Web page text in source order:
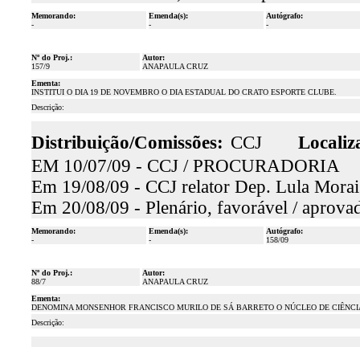
Memorando:
-
Emenda(s):
-
Autógrafo:
-
Nº do Proj.:
157/9
Autor:
ANAPAULA CRUZ
Ementa:
INSTITUI O DIA 19 DE NOVEMBRO O DIA ESTADUAL DO CRATO ESPORTE CLUBE.
Descrição:
Distribuição/Comissões: CCJ
EM 10/07/09 - CCJ / PROCURADORIA
Em 19/08/09 - CCJ relator Dep. Lula
Em 20/08/09 - Plenário, favorável /
Memorando:
-
Emenda(s):
-
Autógrafo:
158/09
Nº do Proj.:
88/7
Autor:
ANAPAULA CRUZ
Ementa:
DENOMINA MONSENHOR FRANCISCO MURILO DE SÁ BARRETO O NÚCLEO DE
Descrição: